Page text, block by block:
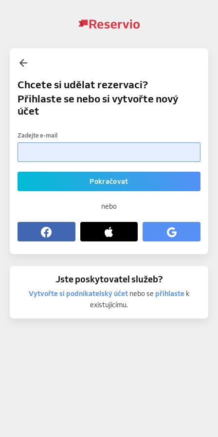
Chcete si udělat rezervaci?
Přihlaste se nebo si vytvořte nový
účet
Zadejte e-mail
Pokračovat
nebo
Jste poskytovatel služeb?
Vytvořte si podnikatelský účetnebo se přihlastek
existujícímu.